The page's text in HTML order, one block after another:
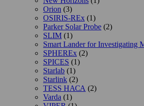
Orion (3)
OSIRIS-REx (1)
Parker Solar Probe (2)
SLIM (1)
Smart Lander for Investigating
SPHEREx (2)
SPICES (1)
Starlab (1)
Starlink (2)
TESS НАСА (2)
Varda (1)